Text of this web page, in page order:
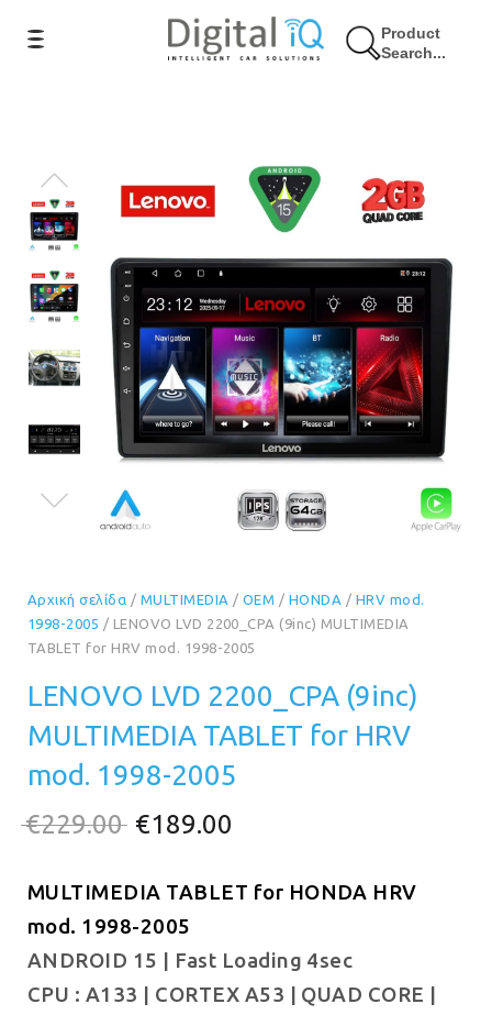
Product
Search...
17% Έκπτωση
Αρχική σελίδα / MULTIMEDIA / OEM / HONDA / HRV mod.
1998-2005 / LENOVO LVD 2200_CPA (9inc) MULTIMEDIA
TABLET for HRV mod. 1998-2005
LENOVO LVD 2200_CPA (9inc)
MULTIMEDIA TABLET for HRV
mod. 1998-2005
€229.00 Original
was:
€229.00.
€189.00
τιμή
€189.00.
MULTIMEDIA TABLET for HONDA HRV
mod. 1998-2005
ANDROID 15 | Fast Loading 4sec
CPU : A133 | CORTEX A53 | QUAD CORE |